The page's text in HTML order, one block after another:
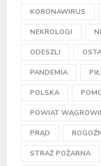
KORONAWIRUS
NEKROLOGI
ODESZLI
PANDEMIA
POLSKA
POWIAT
PRĄD
STRAŻ POŻARNA